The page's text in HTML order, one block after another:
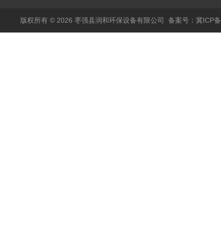
版权所有 © 2026 枣强县润和环保设备有限公司 备案号：冀ICP